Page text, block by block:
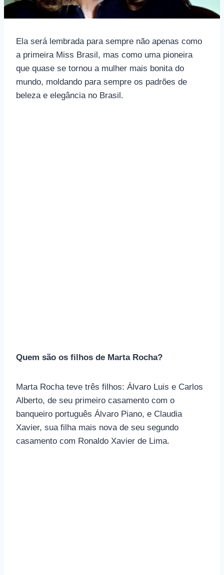
Ela será lembrada para sempre não apenas como
a primeira Miss Brasil, mas como uma pioneira
que quase se tornou a mulher mais bonita do
mundo, moldando para sempre os padrões de
beleza e elegância no Brasil.
Quem são os filhos de Marta Rocha?
Marta Rocha teve três filhos: Álvaro Luis e Carlos
Alberto, de seu primeiro casamento com o
banqueiro português Álvaro Piano, e Claudia
Xavier, sua filha mais nova de seu segundo
casamento com Ronaldo Xavier de Lima.